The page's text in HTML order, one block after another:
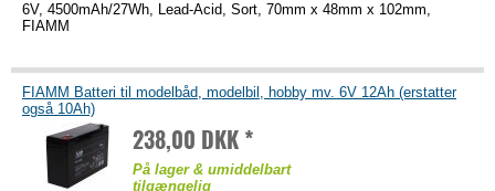
6V, 4500mAh/27Wh, Lead-Acid, Sort, 70mm x 48mm x 102mm,
FIAMM
FIAMM Batteri til modelbåd, modelbil, hobby mv. 6V 12Ah (erstatter
også 10Ah)
238,00 DKK *
På lager & umiddelbart
tilgængelig